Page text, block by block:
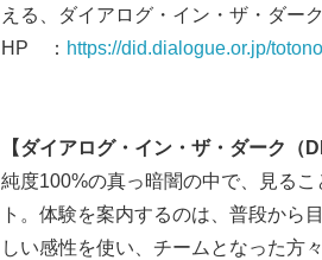
える、ダイアログ・イン・ザ・ダー
HP ： https://did.dialogue.or.jp/
【ダイアログ・イン・ザ・ダーク（
純度100%の真っ暗闇の中で、見る
ト。体験を案内するのは、普段から
しい感性を使い、チームとなった方